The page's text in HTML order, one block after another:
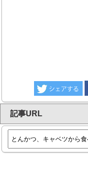
記事URL